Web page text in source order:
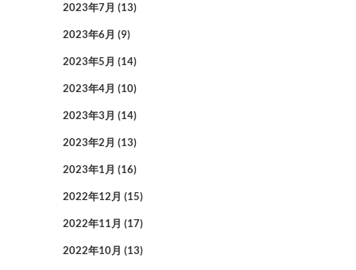
2023年7月 (13)
2023年6月 (9)
2023年5月 (14)
2023年4月 (10)
2023年3月 (14)
2023年2月 (13)
2023年1月 (16)
2022年12月 (15)
2022年11月 (17)
2022年10月 (13)